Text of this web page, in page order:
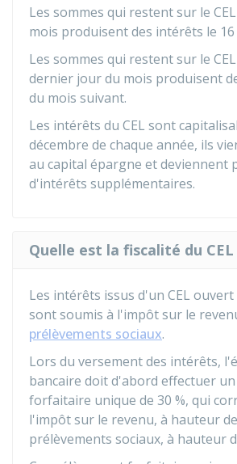
Les sommes qui restent sur le
mois produisent des intérêts le 16
Les sommes qui restent sur le
dernier jour du mois produisent
du mois suivant.
Les intérêts du CEL sont
décembre de chaque année, ils
au capital épargne et deviennent
d'intérêts supplémentaires.
Quelle est la fiscalité du CEL
Les intérêts issus d'un CEL
sont soumis à l'impôt sur le
prélèvements sociaux.
Lors du versement des intérêts,
bancaire doit d'abord effectuer
forfaitaire unique de 30 %, qui
l'impôt sur le revenu, à hauteur de
prélèvements sociaux, à hauteur